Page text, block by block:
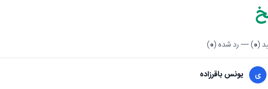
(
0) — رد شده (0
)
ی یونس باقرزاده